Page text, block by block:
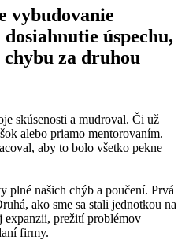
vybudovanie
úspechu,
za druhou
skúsenosti a mudroval. Či už
alebo priamo mentorovaním.
aby to bolo všetko pekne
plné našich chýb a poučení. Prvá
ako sme sa stali jednotkou na
expanzii, prežití problémov
firmy.